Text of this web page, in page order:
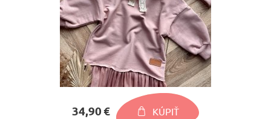
34,90 € KÚPIŤ